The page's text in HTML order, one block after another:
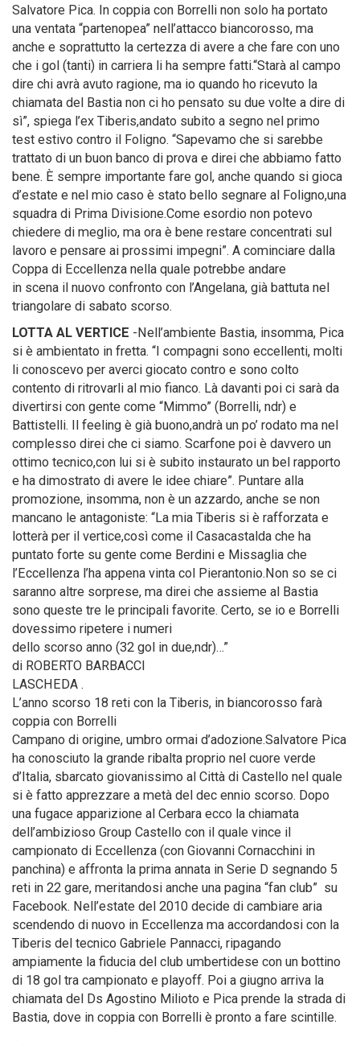
Salvatore Pica. In coppia con Borrelli non solo ha portato
una ventata “partenopea” nell’attacco biancorosso, ma
anche e soprattutto la certezza di avere a che fare con uno
che i gol (tanti) in carriera li ha sempre fatti.“Starà al campo
dire chi avrà avuto ragione, ma io quando ho ricevuto la
chiamata del Bastia non ci ho pensato su due volte a dire di
sì”, spiega l’ex Tiberis,andato subito a segno nel primo
test estivo contro il Foligno. “Sapevamo che si sarebbe
trattato di un buon banco di prova e direi che abbiamo fatto
bene. È sempre importante fare gol, anche quando si gioca
d’estate e nel mio caso è stato bello segnare al Foligno,una
squadra di Prima Divisione.Come esordio non potevo
chiedere di meglio, ma ora è bene restare concentrati sul
lavoro e pensare ai prossimi impegni”. A cominciare dalla
Coppa di Eccellenza nella quale potrebbe andare
in scena il nuovo confronto con l’Angelana, già battuta nel
triangolare di sabato scorso.
LOTTA AL VERTICE -Nell’ambiente Bastia, insomma, Pica
si è ambientato in fretta. “I compagni sono eccellenti, molti
li conoscevo per averci giocato contro e sono colto
contento di ritrovarli al mio fianco. Là davanti poi ci sarà da
divertirsi con gente come “Mimmo” (Borrelli, ndr) e
Battistelli. Il feeling è già buono,andrà un po’ rodato ma nel
complesso direi che ci siamo. Scarfone poi è davvero un
ottimo tecnico,con lui si è subito instaurato un bel rapporto
e ha dimostrato di avere le idee chiare”. Puntare alla
promozione, insomma, non è un azzardo, anche se non
mancano le antagoniste: “La mia Tiberis si è rafforzata e
lotterà per il vertice,così come il Casacastalda che ha
puntato forte su gente come Berdini e Missaglia che
l’Eccellenza l’ha appena vinta col Pierantonio.Non so se ci
saranno altre sorprese, ma direi che assieme al Bastia
sono queste tre le principali favorite. Certo, se io e Borrelli
dovessimo ripetere i numeri
dello scorso anno (32 gol in due,ndr)…”
di ROBERTO BARBACCI
LASCHEDA .
L’anno scorso 18 reti con la Tiberis, in biancorosso farà
coppia con Borrelli
Campano di origine, umbro ormai d’adozione.Salvatore Pica
ha conosciuto la grande ribalta proprio nel cuore verde
d’Italia, sbarcato giovanissimo al Città di Castello nel quale
si è fatto apprezzare a metà del dec ennio scorso. Dopo
una fugace apparizione al Cerbara ecco la chiamata
dell’ambizioso Group Castello con il quale vince il
campionato di Eccellenza (con Giovanni Cornacchini in
panchina) e affronta la prima annata in Serie D segnando 5
reti in 22 gare, meritandosi anche una pagina “fan club” su
Facebook. Nell’estate del 2010 decide di cambiare aria
scendendo di nuovo in Eccellenza ma accordandosi con la
Tiberis del tecnico Gabriele Pannacci, ripagando
ampiamente la fiducia del club umbertidese con un bottino
di 18 gol tra campionato e playoff. Poi a giugno arriva la
chiamata del Ds Agostino Milioto e Pica prende la strada di
Bastia, dove in coppia con Borrelli è pronto a fare scintille.